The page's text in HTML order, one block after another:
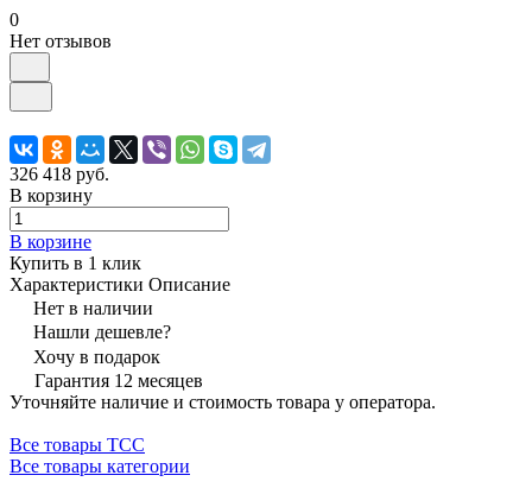
0
Нет отзывов
326 418 руб.
В корзину
В корзине
Купить в 1 клик
Характеристики Описание
Нет в наличии
Нашли дешевле?
Хочу в подарок
Гарантия 12 месяцев
Уточняйте наличие и стоимость товара у оператора.
Все товары ТСС
Все товары категории